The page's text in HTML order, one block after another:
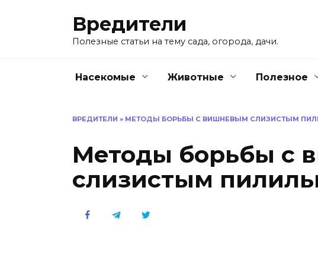
Вредители
Полезные статьи на тему сада, огорода, дачи.
Насекомые Животные Полезное
ВРЕДИТЕЛИ » МЕТОДЫ БОРЬБЫ С ВИШНЕВЫМ СЛИЗИСТЫМ
Методы борьбы с
слизистым